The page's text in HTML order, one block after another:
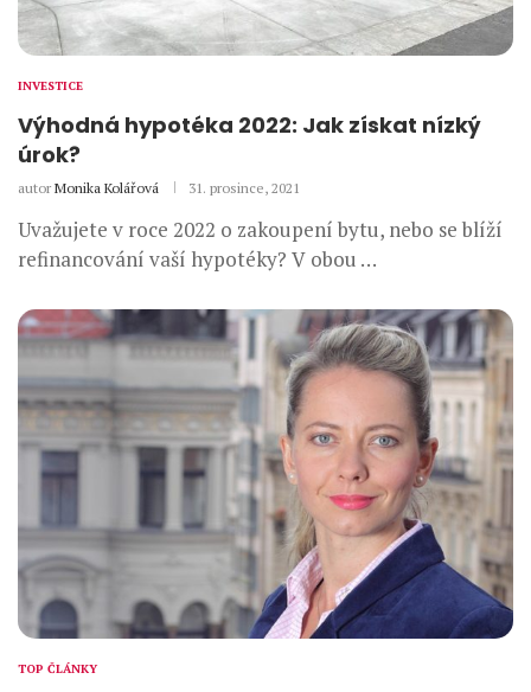
INVESTICE
Výhodná hypotéka 2022: Jak získat nízký
úrok?
autor Monika Kolářová 31. prosince, 2021
Uvažujete v roce 2022 o zakoupení bytu, nebo se blíží
refinancování vaší hypotéky? V obou …
TOP ČLÁNKY